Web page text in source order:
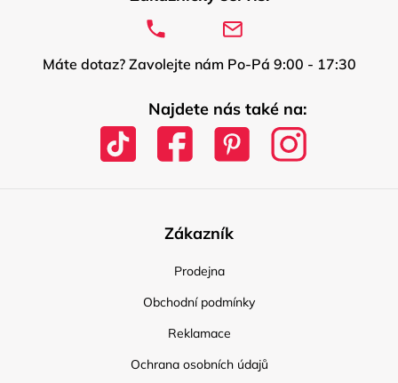
Máte dotaz? Zavolejte nám Po-Pá 9:00 - 17:30
Najdete nás také na:
Zákazník
Prodejna
Obchodní podmínky
Reklamace
Ochrana osobních údajů